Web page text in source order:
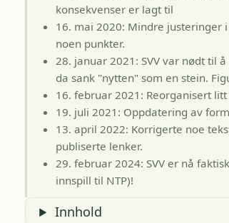
konsekvenser er lagt til
16. mai 2020: Mindre justeringer
noen punkter.
28. januar 2021: SVV var nødt til
da sank "nytten" som en stein.
16. februar 2021: Reorganisert
19. juli 2021: Oppdatering av
13. april 2022: Korrigerte noe
publiserte lenker.
29. februar 2024: SVV er nå
innspill til NTP)!
Innhold